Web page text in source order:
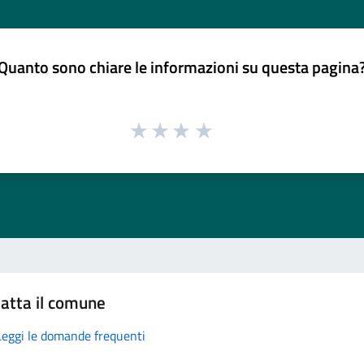
sono chiare le informazioni su questa
il comune
le domande frequenti